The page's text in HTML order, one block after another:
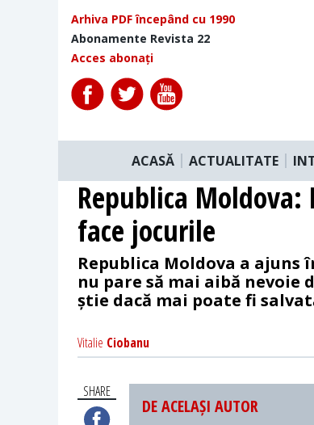
Arhiva PDF începând cu 1990
Abonamente Revista 22
Acces abonați
ACASĂ ACTUALITATE
Republica
face jocurile
Republica Moldova a
nu pare să mai aibă nevoie
știe dacă mai poate fi
Vitalie Ciobanu
SHARE
DE ACELAȘI AUTOR